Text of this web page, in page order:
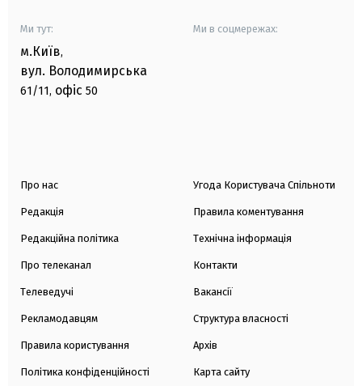
Ми тут:
м.Київ,
вул. Володимирська
61/11, офіс 50
Ми в соцмережах:
Про нас
Редакція
Редакційна політика
Про телеканал
Телеведучі
Рекламодавцям
Правила користування
Політика конфіденційності
Угода Користувача Спільноти
Правила коментування
Технічна інформація
Контакти
Вакансії
Структура власності
Архів
Карта сайту